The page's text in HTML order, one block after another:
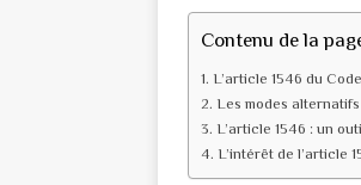
Contenu de la
L’article 1546 du
Les modes
L’article 1546 : un
L’intérêt de l’article